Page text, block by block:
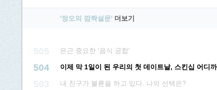
'정오의 깜짝설문' 더보기
은근 중요한 '음식 궁합'
504 이제 막 1일이 된 우리의 첫 데이트날, 스킨십 어디
내 친구가 불륜을 하고 있다. 나의 선택은?